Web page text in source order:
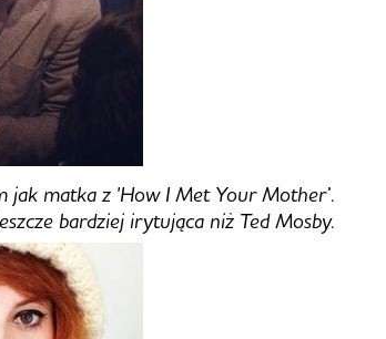
jak matka z 'How I Met Your Mother’.
bardziej irytująca niż Ted Mosby.